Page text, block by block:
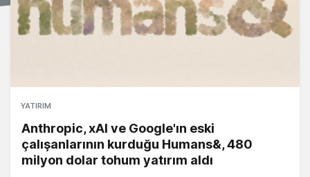
YATIRIM
Anthropic, xAI ve Google'ın eski
çalışanlarının kurduğu Humans&, 480
milyon dolar tohum yatırım aldı